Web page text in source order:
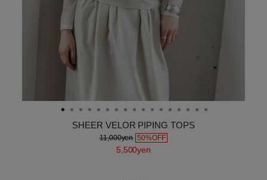
SHEER VELOR PIPING TOPS
11,000yen 50%OFF
5,500yen